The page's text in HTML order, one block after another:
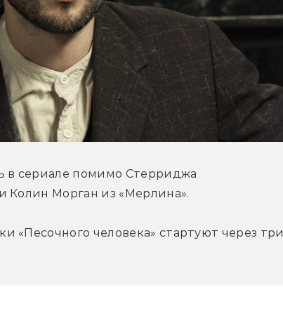
в сериале помимо Стерриджа
Колин Морган из «Мерлина».
«Песочного человека» стартуют через три